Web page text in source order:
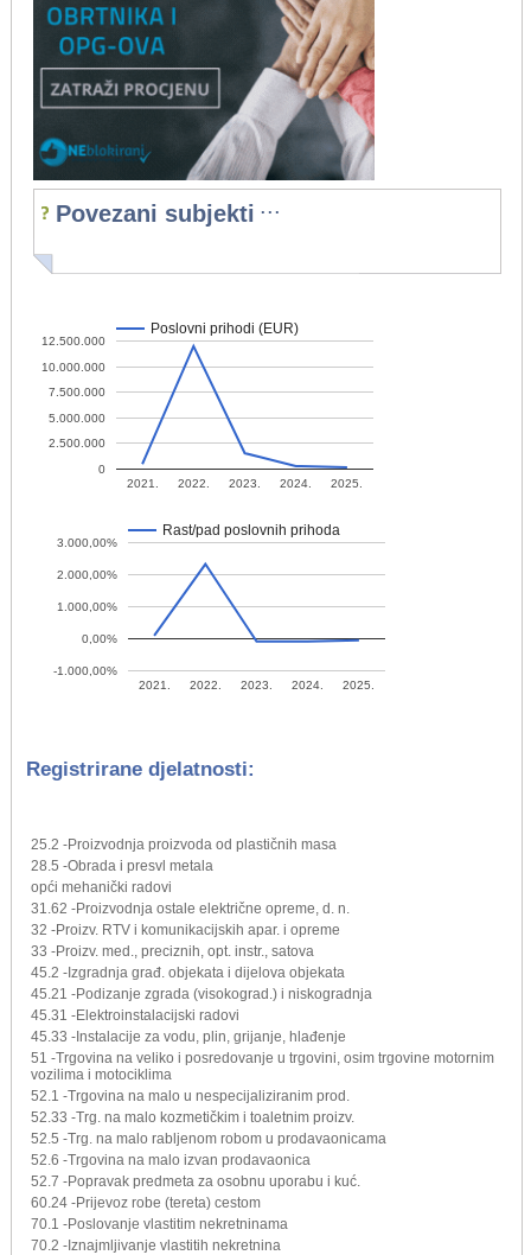
Povezani subjekti ...
Poslovni prihodi (EUR)
2021. 2022. 2023. 2024. 2025.
0
2.500.000
5.000.000
7.500.000
10.000.000
12.500.000
Rast/pad poslovnih prihoda
2021. 2022. 2023. 2024. 2025.
-1.000,00%
0,00%
1.000,00%
2.000,00%
3.000,00%
Registrirane djelatnosti:
25.2 -Proizvodnja proizvoda od plastičnih masa
28.5 -Obrada i presvl metala
opći mehanički radovi
31.62 -Proizvodnja ostale električne opreme, d. n.
32 -Proizv. RTV i komunikacijskih apar. i opreme
33 -Proizv. med., preciznih, opt. instr., satova
45.2 -Izgradnja građ. objekata i dijelova objekata
45.21 -Podizanje zgrada (visokograd.) i niskogradnja
45.31 -Elektroinstalacijski radovi
45.33 -Instalacije za vodu, plin, grijanje, hlađenje
51 -Trgovina na veliko i posredovanje u trgovini, osim trgovine motornim
vozilima i motociklima
52.1 -Trgovina na malo u nespecijaliziranim prod.
52.33 -Trg. na malo kozmetičkim i toaletnim proizv.
52.5 -Trg. na malo rabljenom robom u prodavaonicama
52.6 -Trgovina na malo izvan prodavaonica
52.7 -Popravak predmeta za osobnu uporabu i kuć.
60.24 -Prijevoz robe (tereta) cestom
70.1 -Poslovanje vlastitim nekretninama
70.2 -Iznajmljivanje vlastitih nekretnina